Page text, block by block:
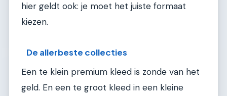
hier geldt ook: je moet het juiste formaat
kiezen.
De allerbeste collecties
Een te klein premium kleed is zonde van het
geld. En een te groot kleed in een kleine